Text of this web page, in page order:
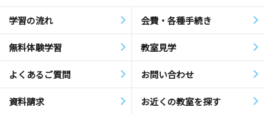
学習の流れ 会費・各種手続き
無料体験学習 教室見学
よくあるご質問 お問い合わせ
資料請求 お近くの教室を探す